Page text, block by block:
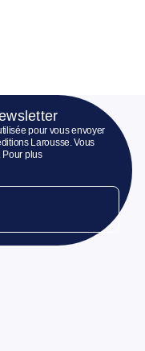
pour vous envoyer
Larousse. Vous
Pour plus